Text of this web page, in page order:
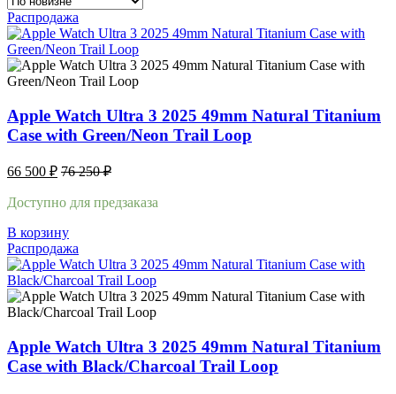
Распродажа
Apple Watch Ultra 3 2025 49mm Natural Titanium
Case with Green/Neon Trail Loop
66 500 ₽ 76 250₽
Доступно для предзаказа
В корзину
Распродажа
Apple Watch Ultra 3 2025 49mm Natural Titanium
Case with Black/Charcoal Trail Loop